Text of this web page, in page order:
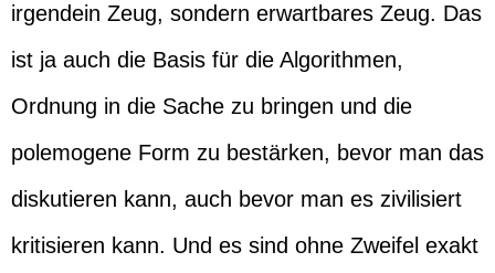
irgendein Zeug, sondern erwartbares Zeug. Das
ist ja auch die Basis für die Algorithmen,
Ordnung in die Sache zu bringen und die
polemogene Form zu bestärken, bevor man das
diskutieren kann, auch bevor man es zivilisiert
kritisieren kann. Und es sind ohne Zweifel exakt